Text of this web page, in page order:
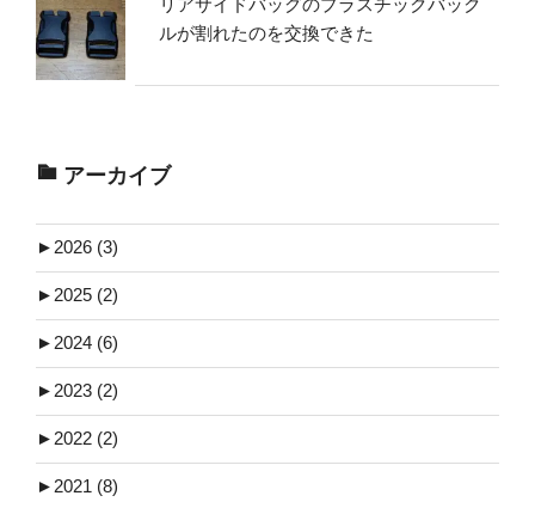
ルが割れたのを交換できた
アーカイブ
► 2026 (3)
► 2025 (2)
► 2024 (6)
► 2023 (2)
► 2022 (2)
► 2021 (8)